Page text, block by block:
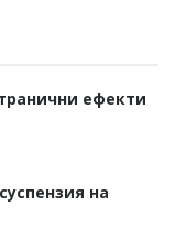
ефекти
на